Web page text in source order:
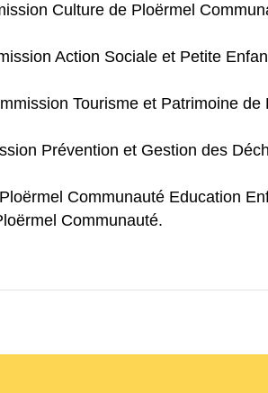
Culture de Ploërmel
Action Sociale et Petite
Tourisme et Patrimoine
Prévention et Gestion des
Communauté Education
Communauté.